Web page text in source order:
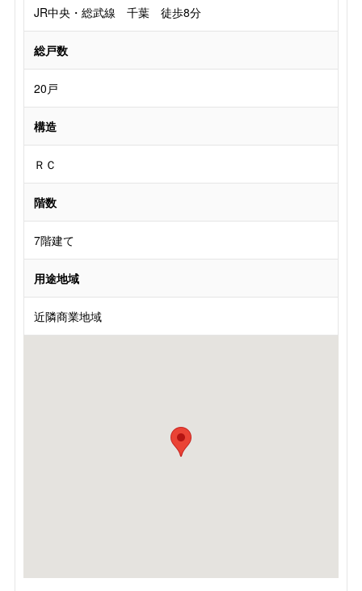
JR中央・総武線 千葉 徒歩8分
総戸数
20戸
構造
ＲＣ
階数
7階建て
用途地域
近隣商業地域